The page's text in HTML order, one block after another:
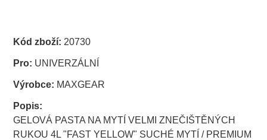
Kód zboží: 20730
Pro: UNIVERZÁLNÍ
Výrobce: MAXGEAR
Popis:
GELOVÁ PASTA NA MYTÍ VELMI ZNEČIŠTĚNÝCH
RUKOU 4L "FAST YELLOW" SUCHÉ MYTÍ / PREMIUM